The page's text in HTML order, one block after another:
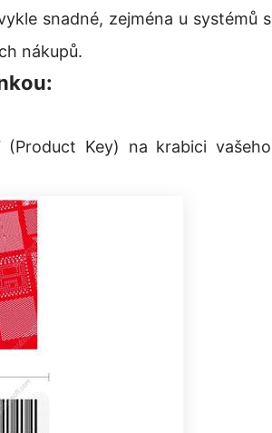
snadné, zejména u systémů s
nákupů.
Key) na krabici vašeho